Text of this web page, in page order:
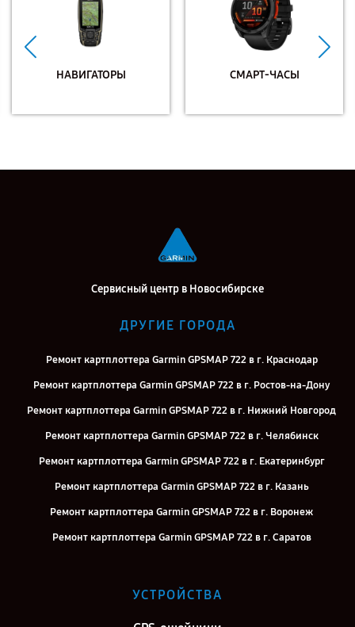
НАВИГАТОРЫ СМАРТ-ЧАСЫ
Сервисный центр в Новосибирске
ДРУГИЕ ГОРОДА
Ремонт картплоттера Garmin GPSMAP 722 в г. Краснодар
Ремонт картплоттера Garmin GPSMAP 722 в г. Ростов-на-Дону
Ремонт картплоттера Garmin GPSMAP 722 в г. Нижний Новгород
Ремонт картплоттера Garmin GPSMAP 722 в г. Челябинск
Ремонт картплоттера Garmin GPSMAP 722 в г. Екатеринбург
Ремонт картплоттера Garmin GPSMAP 722 в г. Казань
Ремонт картплоттера Garmin GPSMAP 722 в г. Воронеж
Ремонт картплоттера Garmin GPSMAP 722 в г. Саратов
Ремонт картплоттера Garmin GPSMAP 722 в г. Киров
УСТРОЙСТВА